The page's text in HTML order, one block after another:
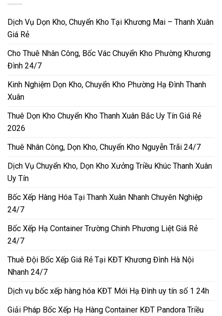
Dịch Vụ Dọn Kho, Chuyển Kho Tại Khương Mai – Thanh Xuân
Giá Rẻ
Cho Thuê Nhân Công, Bốc Vác Chuyển Kho Phường Khương
Đình 24/7
Kinh Nghiệm Dọn Kho, Chuyển Kho Phường Hạ Đình Thanh
Xuân
Thuê Dọn Kho Chuyển Kho Thanh Xuân Bắc Uy Tín Giá Rẻ
2026
Thuê Nhân Công, Dọn Kho, Chuyển Kho Nguyễn Trãi 24/7
Dịch Vụ Chuyển Kho, Dọn Kho Xưởng Triều Khúc Thanh Xuân
Uy Tín
Bốc Xếp Hàng Hóa Tại Thanh Xuân Nhanh Chuyên Nghiệp
24/7
Bốc Xếp Hạ Container Trường Chinh Phương Liệt Giá Rẻ
24/7
Thuê Đội Bốc Xếp Giá Rẻ Tại KĐT Khương Đình Hà Nội
Nhanh 24/7
Dịch vụ bốc xếp hàng hóa KĐT Mới Hạ Đình uy tín số 1 24h
Giải Pháp Bốc Xếp Hạ Hàng Container KĐT Pandora Triều